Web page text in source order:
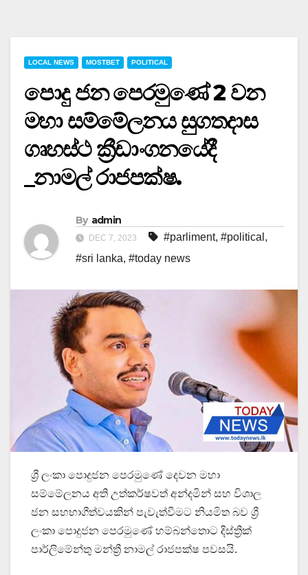
LOCAL NEWS MOSTBET POLITICAL
පොදු ජන පෙරමුණේ 2 වන
මහා සම්මේලනය සුගතදාස
ගෘහස්ථ ක්‍රීඩාංගනයේදී
_නාමල් රාජපක්ෂ.
By admin
DEC 7, 2023 #parliment, #political ,
#sri lanka, #today news
ශ්‍රී ලංකා පොදුජන පෙරමුණේ දෙවන මහා
සම්මේලනය අති උත්කර්ෂවත් අන්දමින් සහ විශාල
ජන සහභාගීත්වයකින් පැවැත්වීමට නියමිත බව ශ්‍රී
ලංකා පොදුජන පෙරමුණේ හම්බන්තොට දිස්ත්‍රික්
පාර්ලිමේන්තු මන්ත්‍රී නාමල් රාජපක්ෂ පවසයි.